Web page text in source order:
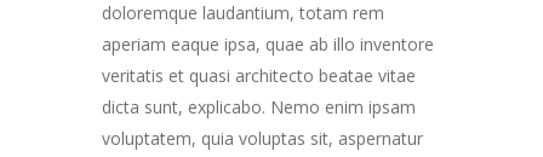
doloremque laudantium, totam rem
aperiam eaque ipsa, quae ab illo inventore
veritatis et quasi architecto beatae vitae
dicta sunt, explicabo. Nemo enim ipsam
voluptatem, quia voluptas sit, aspernatur